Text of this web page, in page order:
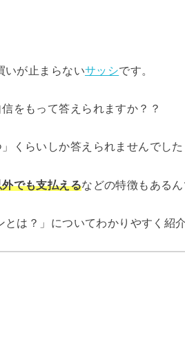
いが止まらないサッシです。
をもって答えられますか？？
くらいしか答えられませんでした
でも支払えるなどの特徴もあるん
は？」についてわかりやすく紹介